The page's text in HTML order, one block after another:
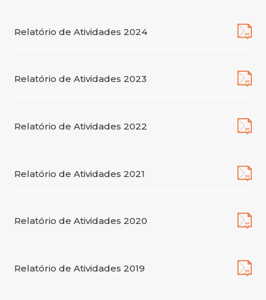
Relatório de Atividades 2024
Relatório de Atividades 2023
Relatório de Atividades 2022
Relatório de Atividades 2021
Relatório de Atividades 2020
Relatório de Atividades 2019